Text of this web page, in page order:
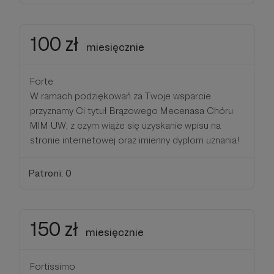
100 zł miesięcznie
Forte
W ramach podziękowań za Twoje wsparcie
przyznamy Ci tytuł Brązowego Mecenasa Chóru
MIM UW, z czym wiąże się uzyskanie wpisu na
stronie internetowej oraz imienny dyplom uznania!
Patroni: 0
150 zł miesięcznie
Fortissimo